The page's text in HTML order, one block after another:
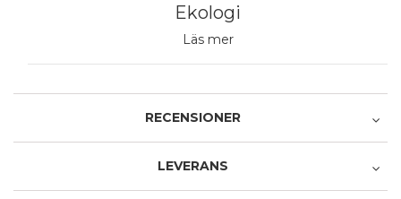
Ekologi
Läs mer
RECENSIONER
LEVERANS